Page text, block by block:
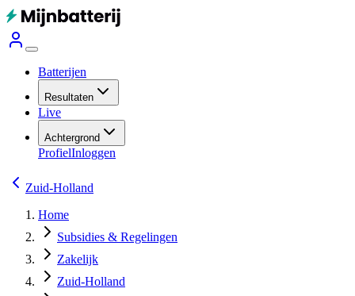
Batterijen
Resultaten
Live
Achtergrond
ProfielInloggen
Zuid-Holland
Home
Subsidies & Regelingen
Zakelijk
Zuid-Holland